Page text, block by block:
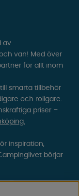
av
van! Med över
för allt inom
smarta tillbehör
och roligare.
priser –
inspiration,
börjar